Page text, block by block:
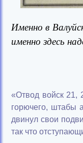
Именно в
именно здесь
«Отвод войск 21,
горючего, штабы
двинул свои
так что